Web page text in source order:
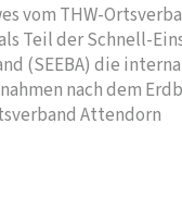
vom THW-
Teil der Schnell-
(SEEBA) die
nach dem
Attendorn